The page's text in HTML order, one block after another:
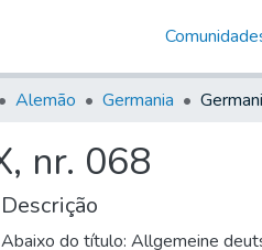
Alemão Germania
nr. 068
Descrição
Abaixo do título: Allgemeine